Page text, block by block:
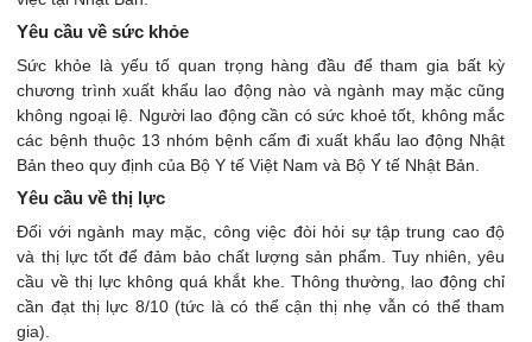
Yêu cầu về sức khỏe
Sức khỏe là yếu tố quan trọng hàng đầu để tham gia bất kỳ
chương trình xuất khẩu lao động nào và ngành may mặc cũng
không ngoại lệ. Người lao động cần có sức khoẻ tốt, không mắc
các bệnh thuộc 13 nhóm bệnh cấm đi xuất khẩu lao động Nhật
Bản theo quy định của Bộ Y tế Việt Nam và Bộ Y tế Nhật Bản.
Yêu cầu về thị lực
Đối với ngành may mặc, công việc đòi hỏi sự tập trung cao độ
và thị lực tốt để đảm bảo chất lượng sản phẩm. Tuy nhiên, yêu
cầu về thị lực không quá khắt khe. Thông thường, lao động chỉ
cần đạt thị lực 8/10 (tức là có thể cận thị nhẹ vẫn có thể tham
gia).